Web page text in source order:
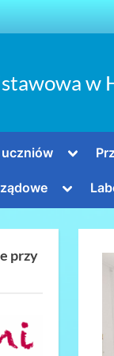
w
uczniów
Toggle
Toggle
menu
przy